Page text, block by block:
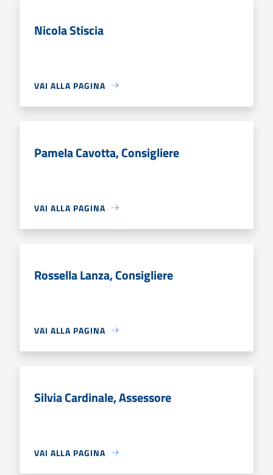
Nicola Stiscia
VAI ALLA PAGINA
Pamela Cavotta, Consigliere
VAI ALLA PAGINA
Rossella Lanza, Consigliere
VAI ALLA PAGINA
Silvia Cardinale, Assessore
VAI ALLA PAGINA